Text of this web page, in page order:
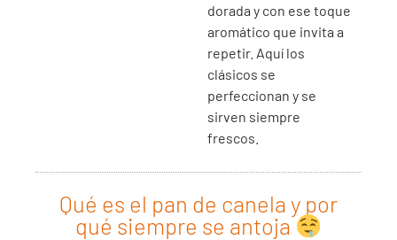
dorada y con ese toque
aromático que invita a
repetir. Aquí los
clásicos se
perfeccionan y se
sirven siempre
frescos.
Qué es el pan de canela y por
qué siempre se antoja